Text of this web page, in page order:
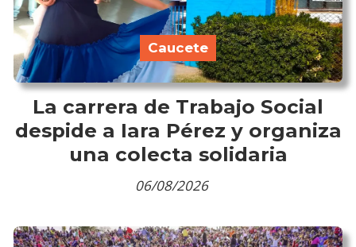
La carrera de Trabajo Social
despide a Iara Pérez y organiza
una colecta solidaria
Caucete
06/08/2026